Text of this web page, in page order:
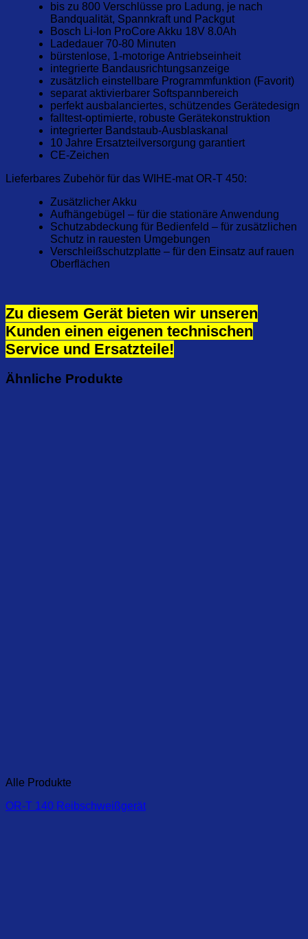
bis zu 800 Verschlüsse pro Ladung, je nach
Bandqualität, Spannkraft und Packgut
Bosch Li-Ion ProCore Akku 18V 8.0Ah
Ladedauer 70-80 Minuten
bürstenlose, 1-motorige Antriebseinheit
integrierte Bandausrichtungsanzeige
zusätzlich einstellbare Programmfunktion (Favorit)
separat aktivierbarer Softspannbereich
perfekt ausbalanciertes, schützendes Gerätedesign
falltest-optimierte, robuste Gerätekonstruktion
integrierter Bandstaub-Ausblaskanal
10 Jahre Ersatzteilversorgung garantiert
CE-Zeichen
Lieferbares Zubehör für das WIHE-mat OR-T 450:
Zusätzlicher Akku
Aufhängebügel – für die stationäre Anwendung
Schutzabdeckung für Bedienfeld – für zusätzlichen
Schutz in rauesten Umgebungen
Verschleißschutzplatte – für den Einsatz auf rauen
Oberflächen
Zu diesem Gerät bieten wir unseren
Kunden einen eigenen technischen
Service und Ersatzteile!
Ähnliche Produkte
Alle Produkte
OR-T 140 Reibschweißgerät